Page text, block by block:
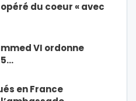
du coeur « avec
VI ordonne
en France